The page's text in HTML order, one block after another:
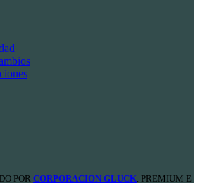
POR CORPORACION GLUCK . PREMIUM E-